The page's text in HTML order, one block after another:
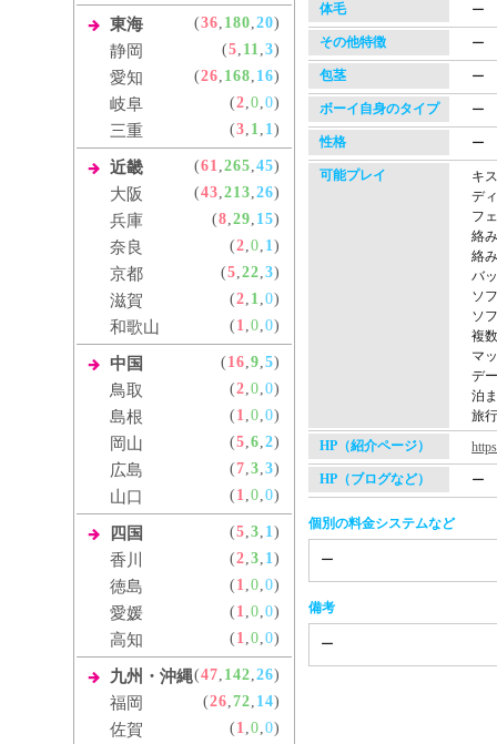
東海 (36, 180,20)
静岡 (5, 11,3)
愛知 (26, 168, 16)
岐阜 (2,0,0)
三重 (3, 1, 1)
近畿 (61,265,45)
大阪 (43,213,26)
兵庫 (8,29, 15)
奈良 (2,0, 1)
京都 (5,22,3)
滋賀 (2, 1,0)
和歌山 ( 1,0,0)
中国 ( 16,9,5)
鳥取 (2,0,0)
島根 ( 1,0,0)
岡山 (5,6,2)
広島 (7,3,3)
山口 ( 1,0,0)
四国 (5,3, 1)
香川 (2,3, 1)
徳島 ( 1,0,0)
愛媛 ( 1,0,0)
高知 ( 1,0,0)
九州・沖縄(47, 142,26)
福岡 (26,72, 14)
佐賀 ( 1,0,0)
体毛 ー
その他特徴 ー
包茎 ー
ボーイ自身のタイプ ー
性格 ー
可能プレイ
キス
デ
フ
絡
絡
バ
ソ
ソ
複
マ
デ
泊
旅行
HP（紹介ページ）
HP（ブログなど） ー
個別の料金システムなど
ー
備考
ー